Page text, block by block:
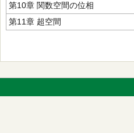
第10章 関数空間の位相
第11章 超空間